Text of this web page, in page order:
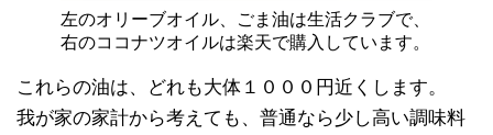
左のオリーブオイル、ごま油は生活クラブで、
右のココナツオイルは楽天で購入しています。
これらの油は、どれも大体１０００円近くします。
我が家の家計から考えても、普通なら少し高い調味料